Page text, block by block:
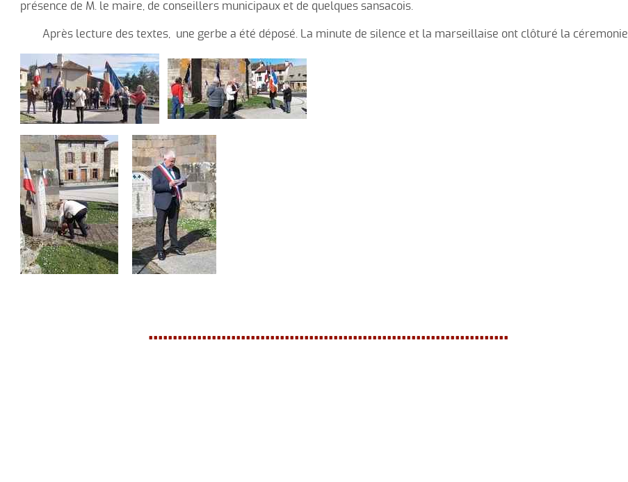
présence de M. le maire, de conseillers municipaux et de quelques sansacois.
Après lecture des textes, une gerbe a été déposé. La minute de silence et la marseillaise ont clôturé la céremonie
..........................................................................